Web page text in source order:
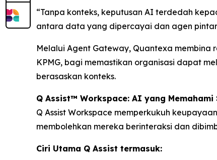
“Tanpa konteks, keputusan AI terdedah
antara data yang dipercayai dan agen
Melalui Agent Gateway, Quantexa membina
KPMG, bagi memastikan organisasi dapat
berasaskan konteks.
Q Assist™ Workspace: AI yang Memahami
Q Assist Workspace memperkukuh
membolehkan mereka berinteraksi dan
Ciri Utama Q Assist termasuk: